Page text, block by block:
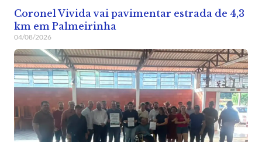
Coronel Vivida vai pavimentar estrada de 4,3
km em Palmeirinha
04/08/2026